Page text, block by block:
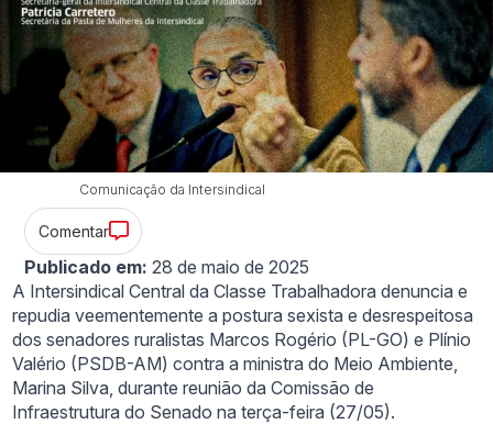
Comunicação da Intersindical
Comentar
Publicado em: 28 de maio de 2025
A Intersindical Central da Classe Trabalhadora denuncia e
repudia veementemente a postura sexista e desrespeitosa
dos senadores ruralistas Marcos Rogério (PL-GO) e Plínio
Valério (PSDB-AM) contra a ministra do Meio Ambiente,
Marina Silva, durante reunião da Comissão de
Infraestrutura do Senado na terça-feira (27/05).